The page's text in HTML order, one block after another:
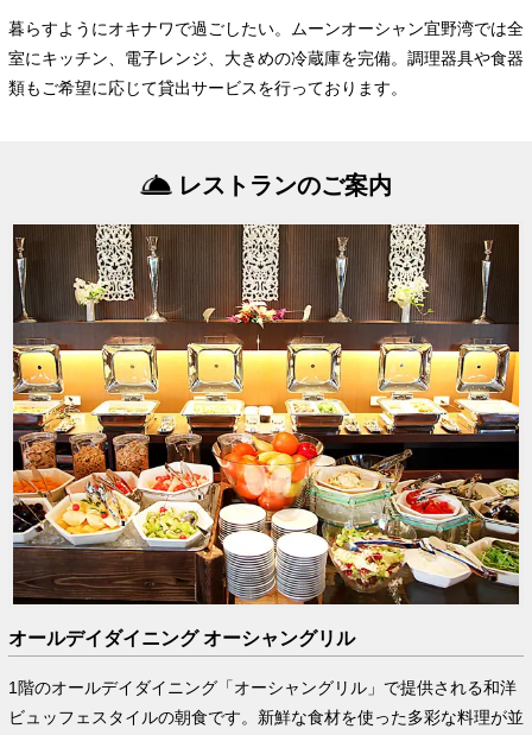
暮らすようにオキナワで過ごしたい。ムーンオーシャン宜野湾では全
室にキッチン、電子レンジ、大きめの冷蔵庫を完備。調理器具や食器
類もご希望に応じて貸出サービスを行っております。
レストランのご案内
オールデイダイニング オーシャングリル
1階のオールデイダイニング「オーシャングリル」で提供される和洋
ビュッフェスタイルの朝食です。新鮮な食材を使った多彩な料理が並